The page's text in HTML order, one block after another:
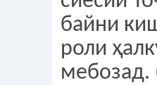
байни
роли
мебозад.